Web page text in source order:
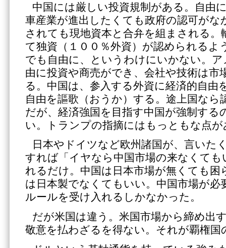
中国には厳しい投資規制がある。自由
車産業が進出したくても政府の認可がな
されても現地資本と合弁を組まされる。
て独資（１００％外資）が認められるよ
でも自由に、というわけにいかない。
由に投資や商売ができ、会社や技術は市
る。中国は、参入する外資に経済的自由
自由を謳歌（おうか）する。途上国なら
だが、経済強国を目指す中国が強制する
い。トランプの指摘にはもっともな点が
日本やドイツなど欧州諸国が、言いた
すれば「イヤなら中国市場の来なくて
れるだけ。中国は日本市場が無くても困
は日本製でなくてもいい。中国市場が必
ルールを受け入れるしかなかった。
だが米国は違う。米国市場から締め出
敬意を払わざるを得ない。それが覇権国